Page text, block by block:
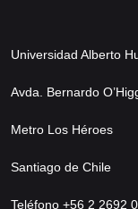
Universidad Alberto
Avda. Bernardo
Metro Los Héroes
Santiago de Chile
Teléfono +56 2 2692